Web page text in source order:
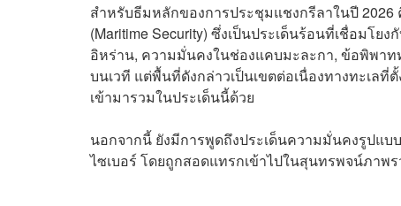
สำหรับธีมหลักของการประชุมแชงกรีลาในปี 2026
(Maritime Security) ซึ่งเป็นประเด็นร้อนที่เชื่อมโ
อิหร่าน, ความมั่นคงในช่องแคบมะละกา, ข้อพิพาท
บนเวที แต่พื้นที่ดังกล่าวเป็นเขตต่อเนื่องทางทะเล
เข้ามารวมในประเด็นนี้ด้วย
นอกจากนี้ ยังมีการพูดถึงประเด็นความมั่นคงรูปแ
ไซเบอร์ โดยถูกสอดแทรกเข้าไปในสุนทรพจน์ภาพ